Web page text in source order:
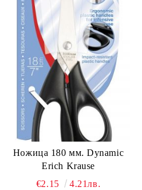
Ножица 180 мм. Dynamic
Erich Krause
€2.15
4.21лв.